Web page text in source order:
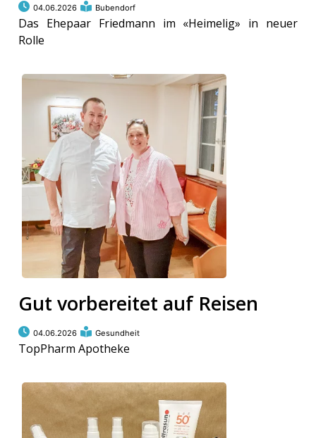
04.06.2026 Bubendorf
Das Ehepaar Friedmann im «Heimelig» in neuer
Rolle
Gut vorbereitet auf Reisen
04.06.2026 Gesundheit
TopPharm Apotheke